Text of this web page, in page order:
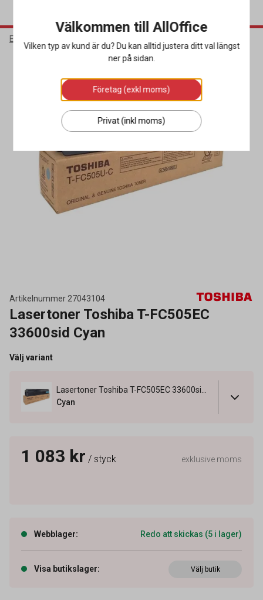
Elektronik
Artikelnummer 27043104
Lasertoner Toshiba T-FC505EC
33600sid Cyan
Välj variant
Cyan
1 083 kr / styck exklusive moms
Webblager: Redo att skickas (5 i lager)
Visa butikslager: Välj butik
Välkommen till AllOffice
Vilken typ av kund är du? Du kan alltid justera ditt val längst
ner på sidan.
Företag (exkl moms)
Privat (inkl moms)